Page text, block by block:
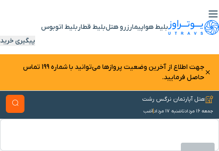
بلیط هواپیمارزرو هتلبلیط قطار بلیط اتوبوس
پیگیری خرید
جهت اطلاع از آخرین وضعیت پرواز‌ها می‌توانید با شماره 199 تماس
حاصل فرمایید.
هتل آپارتمان نرگس رشت
جمعه ۱۶ مرداد تاشنبه ۱۷ مرداد 1شب